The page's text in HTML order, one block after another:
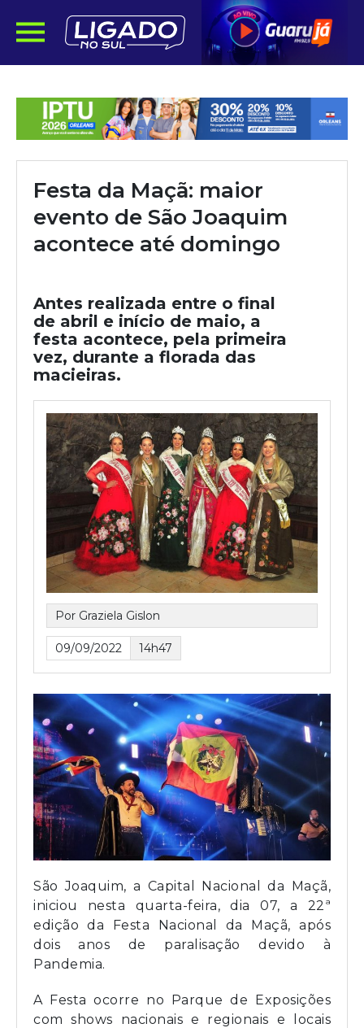
Festa da Maçã: maior
evento de São Joaquim
acontece até domingo
Antes realizada entre o final
de abril e início de maio, a
festa acontece, pela primeira
vez, durante a florada das
macieiras.
Por Graziela Gislon
09/09/2022 14h47
São Joaquim, a Capital Nacional da Maçã,
iniciou nesta quarta-feira, dia 07, a 22ª
edição da Festa Nacional da Maçã, após
dois anos de paralisação devido à
Pandemia.
A Festa ocorre no Parque de Exposições
com shows nacionais e regionais e locais